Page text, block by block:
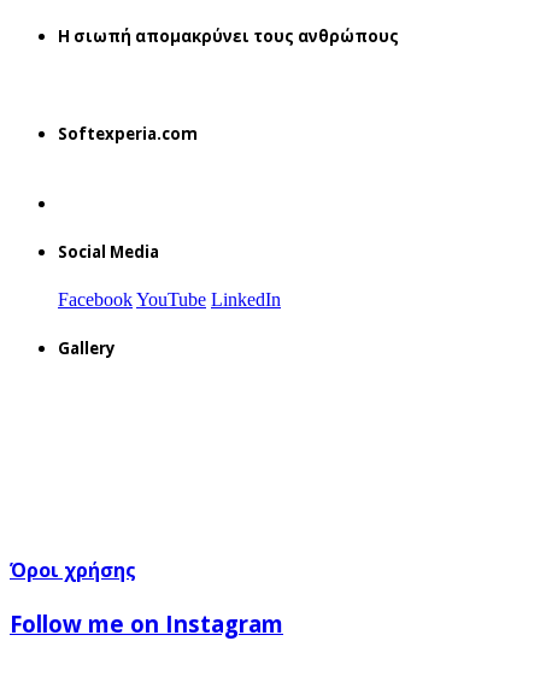
H σιωπή απομακρύνει τους ανθρώπους
Softexperia.com
Social Media
FacebookYouTube LinkedIn
Gallery
Όροι χρήσης
Follow me on Instagram